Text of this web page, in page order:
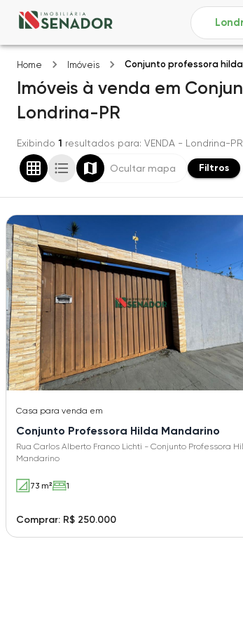
Home Imóveis Conjunto professora
Imóveis à venda em
Londrina-PR
Exibindo 1 resultados para: VENDA - Londrina-PR
Ocultar mapa Filtros
Casa para venda em
Conjunto Professora Hilda Mandarino
Rua Carlos Alberto Franco Lichti - Conjunto Professora
Mandarino
73 m² 1
Comprar: R$ 250.000